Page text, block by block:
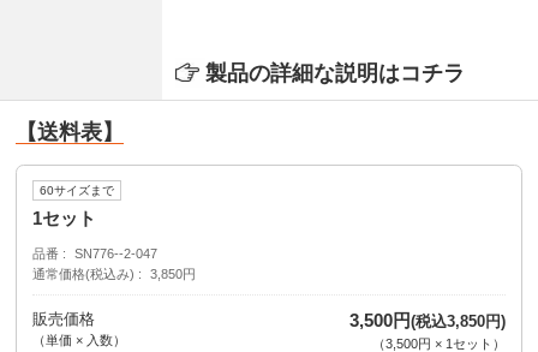
製品の詳細な説明はコチラ
【送料表】
60サイズまで
1セット
品番
SN776--2-047
通常価格(税込み)
3,850円
販売価格
（単価 × 入数）
3,500円(税込3,850円)
（3,500円 × 1セット ）